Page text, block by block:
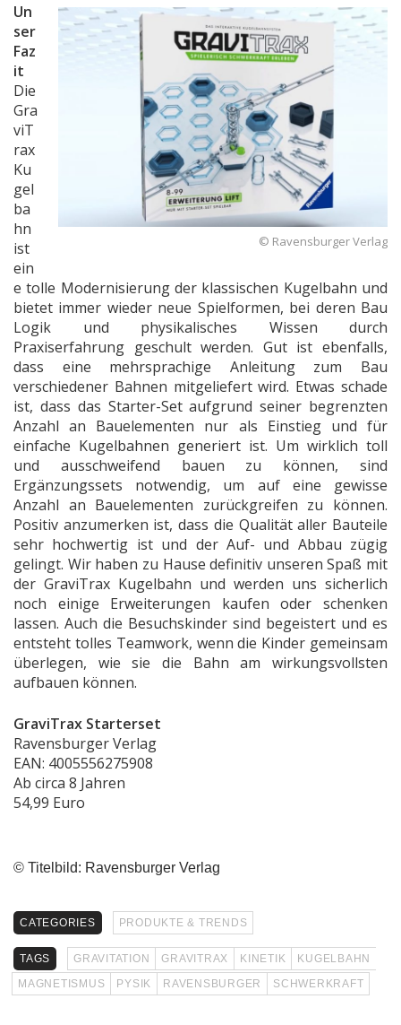
© Ravensburger Verlag
Un
ser
Faz
it
Die
Gra
viT
rax
Ku
gel
ba
hn
ist
ein
e tolle Modernisierung der klassischen Kugelbahn und
bietet immer wieder neue Spielformen, bei deren Bau
Logik und physikalisches Wissen durch
Praxiserfahrung geschult werden. Gut ist ebenfalls,
dass eine mehrsprachige Anleitung zum Bau
verschiedener Bahnen mitgeliefert wird. Etwas schade
ist, dass das Starter-Set aufgrund seiner begrenzten
Anzahl an Bauelementen nur als Einstieg und für
einfache Kugelbahnen generiert ist. Um wirklich toll
und ausschweifend bauen zu können, sind
Ergänzungssets notwendig, um auf eine gewisse
Anzahl an Bauelementen zurückgreifen zu können.
Positiv anzumerken ist, dass die Qualität aller Bauteile
sehr hochwertig ist und der Auf- und Abbau zügig
gelingt. Wir haben zu Hause definitiv unseren Spaß mit
der GraviTrax Kugelbahn und werden uns sicherlich
noch einige Erweiterungen kaufen oder schenken
lassen. Auch die Besuchskinder sind begeistert und es
entsteht tolles Teamwork, wenn die Kinder gemeinsam
überlegen, wie sie die Bahn am wirkungsvollsten
aufbauen können.
GraviTrax Starterset
Ravensburger Verlag
EAN: 4005556275908
Ab circa 8 Jahren
54,99 Euro
© Titelbild: Ravensburger Verlag
CATEGORIES PRODUKTE & TRENDS
TAGS GRAVITATION GRAVITRAX KINETIK
KUGELBAHN
MAGNETISMUS
PYSIK RAVENSBURGER SCHWERKRAFT